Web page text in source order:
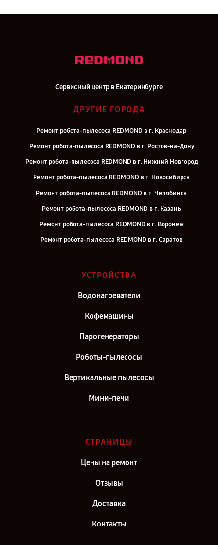
Сервисный центр в Екатеринбурге
ДРУГИЕ ГОРОДА
Ремонт робота-пылесоса REDMOND в г. Краснодар
Ремонт робота-пылесоса REDMOND в г. Ростов-на-Дону
Ремонт робота-пылесоса REDMOND в г. Нижний Новгород
Ремонт робота-пылесоса REDMOND в г. Новосибирск
Ремонт робота-пылесоса REDMOND в г. Челябинск
Ремонт робота-пылесоса REDMOND в г. Казань
Ремонт робота-пылесоса REDMOND в г. Воронеж
Ремонт робота-пылесоса REDMOND в г. Саратов
Ремонт робота-пылесоса REDMOND в г. Киров
Ремонт робота-пылесоса REDMOND в г. Санкт-Петербург
УСТРОЙСТВА
Водонагреватели
Кофемашины
Парогенераторы
Роботы-пылесосы
Вертикальные пылесосы
Мини-печи
СТРАНИЦЫ
Цены на ремонт
Отзывы
Доставка
Контакты